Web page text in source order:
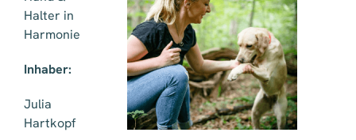
Halter in
Harmonie
Inhaber:
Julia
Hartkopf